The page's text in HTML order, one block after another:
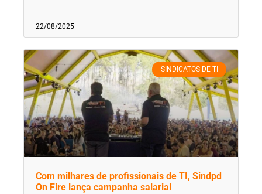
22/08/2025
SINDICATOS DE TI
Com milhares de profissionais de TI, Sindpd
On Fire lança campanha salarial